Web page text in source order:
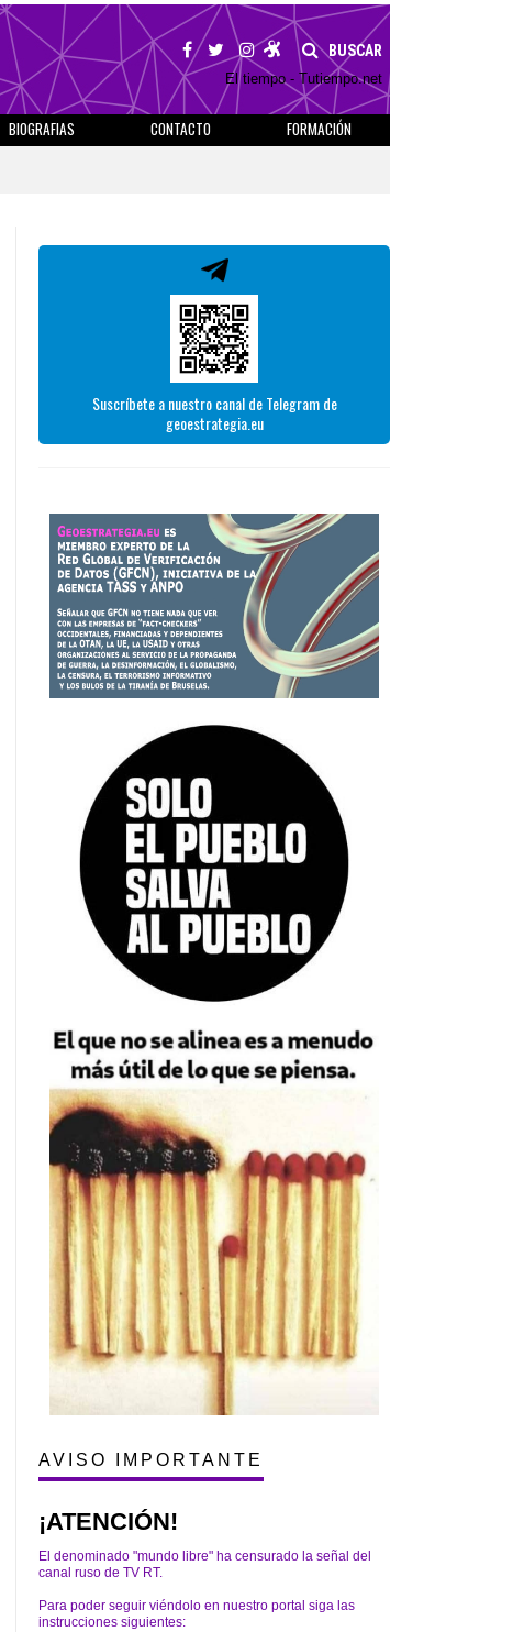
BUSCAR
El tiempo - Tutiempo.net
BIOGRAFIAS CONTACTO
FORMACIÓN
Suscríbete a nuestro canal de Telegram de
geoestrategia.eu
AVISO IMPORTANTE
¡ATENCIÓN!
El denominado "mundo libre" ha censurado la señal del
canal ruso de TV RT.
Para poder seguir viéndolo en nuestro portal siga las
instrucciones siguientes: